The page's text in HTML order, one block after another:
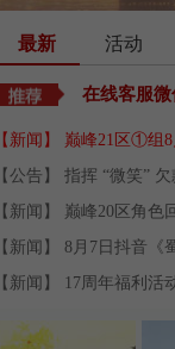
最新 活动
在线客服
【新闻】 巅峰21区①组8
【公告】
指挥 “微笑”
【新闻】
巅峰20区角色
【新闻】
8月7日抖音《
【新闻】
17周年福利活